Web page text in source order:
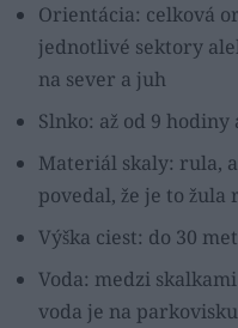
Orientácia: celková
jednotlivé sektory
na sever a juh
Slnko: až od 9
Materiál skaly: rula,
povedal, že je to žula
Výška ciest: do 30
Voda: medzi
voda je na